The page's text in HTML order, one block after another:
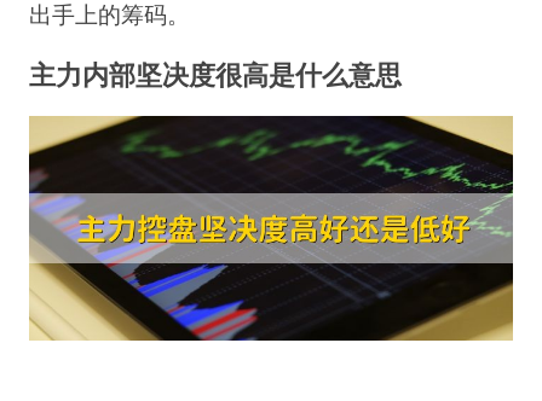
出手上的筹码。
主力内部坚决度很高是什么意思